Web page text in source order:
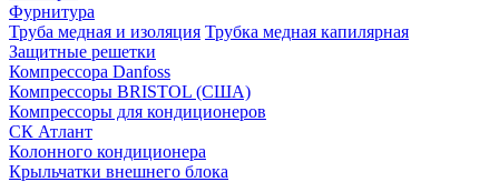
Фурнитура
Труба медная и изоляция Трубка медная капилярная
Защитные решетки
Компрессора Danfoss
Компрессоры BRISTOL (США)
Компрессоры для кондиционеров
СК Атлант
Колонного кондиционера
Крыльчатки внешнего блока